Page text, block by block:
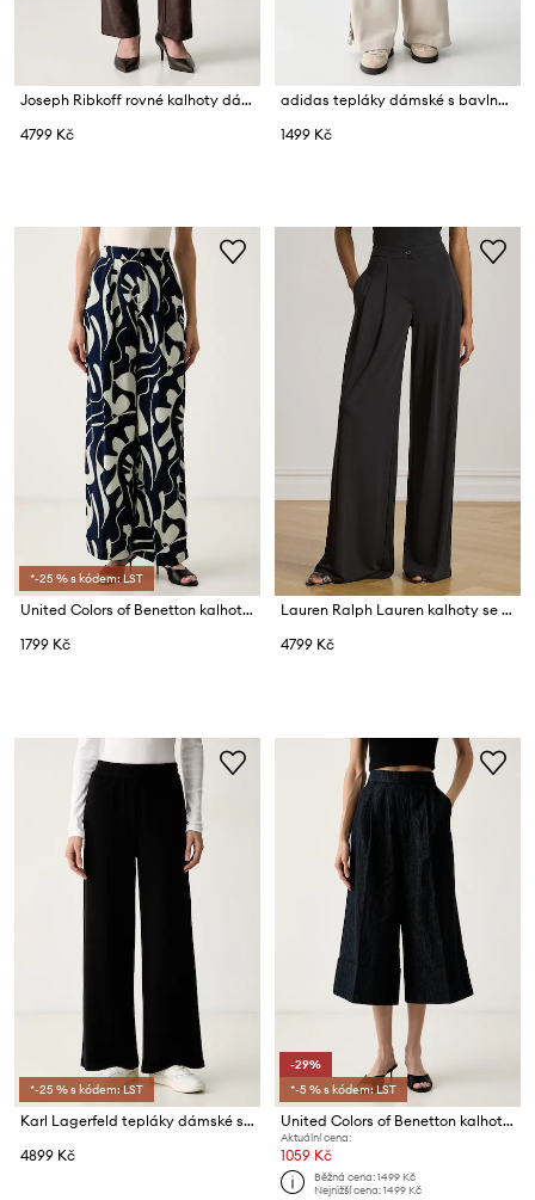
Joseph Ribkoff rovné kalhoty dámské
4799 Kč
adidas tepláky dámské s bavlnou Leopard Pack
1499 Kč
*-25 % s kódem: LST
United Colors of Benetton kalhoty dámské z lyocellu
1799 Kč
Lauren Ralph Lauren kalhoty se širokými nohavicemi dámské
4799 Kč
*-25 % s kódem: LST
Karl Lagerfeld tepláky dámské s bavlnou IKON
4899 Kč
-29%
*-5 % s kódem: LST
United Colors of Benetton kalhoty culottes dámské s bavlnou
Aktuální cena:
1059 Kč
Běžná cena:1499 Kč
Nejnižší cena:1499 Kč